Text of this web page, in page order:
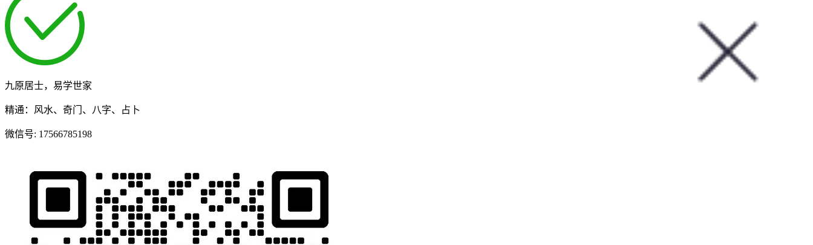
九原居士，易学世家
精通：风水、奇门、八字、占卜
微信号: 17566785198